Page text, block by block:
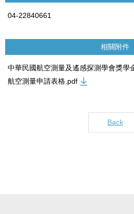
04-22840661
相關附件
中華民國航空測量及遙感探測學會獎學
航空測量申請表格.pdf
Back